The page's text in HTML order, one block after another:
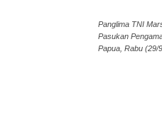
Panglima TNI
Pasukan
Papua, Rabu (29/